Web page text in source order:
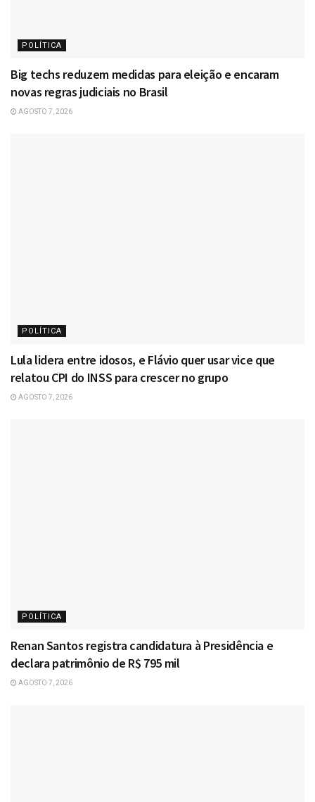
POLÍTICA
Big techs reduzem medidas para eleição e encaram
novas regras judiciais no Brasil
AGOSTO 7, 2026
POLÍTICA
Lula lidera entre idosos, e Flávio quer usar vice que
relatou CPI do INSS para crescer no grupo
AGOSTO 7, 2026
POLÍTICA
Renan Santos registra candidatura à Presidência e
declara patrimônio de R$ 795 mil
AGOSTO 7, 2026